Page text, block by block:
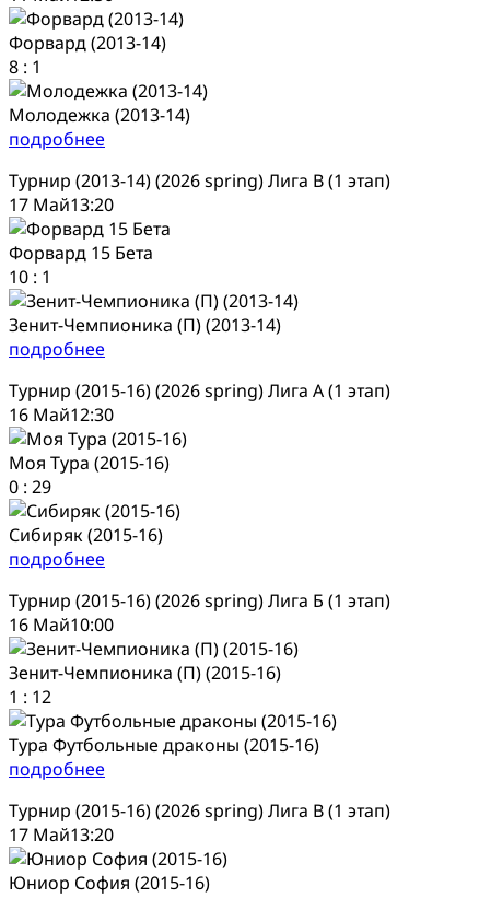
Форвард (2013-14)
8 : 1
Молодежка (2013-14)
подробнее
Турнир (2013-14) (2026 spring) Лига В (1 этап)
17 Май13:20
Форвард 15 Бета
10 : 1
Зенит-Чемпионика (П) (2013-14)
подробнее
Турнир (2015-16) (2026 spring) Лига А (1 этап)
16 Май12:30
Моя Тура (2015-16)
0 : 29
Сибиряк (2015-16)
подробнее
Турнир (2015-16) (2026 spring) Лига Б (1 этап)
16 Май10:00
Зенит-Чемпионика (П) (2015-16)
1 : 12
Тура Футбольные драконы (2015-16)
подробнее
Турнир (2015-16) (2026 spring) Лига В (1 этап)
17 Май13:20
Юниор София (2015-16)